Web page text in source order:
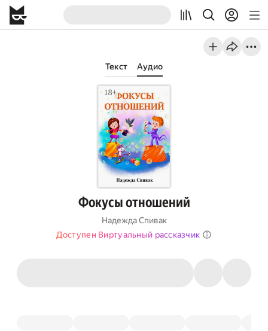
Текст Аудио
Фокусы отношений
Надежда Спивак
Доступен Виртуальный рассказчик